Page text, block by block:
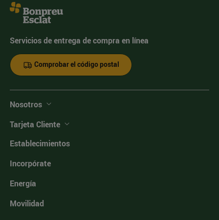
Servicios de entrega de compra en línea
Comprobar el código postal
Nosotros
Tarjeta Cliente
Establecimientos
Incorpórate
Energía
Movilidad